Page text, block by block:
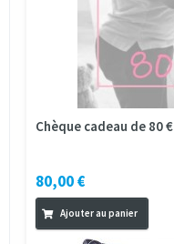
Chèque cadeau de 80 €
80,00 €
Ajouter au panier